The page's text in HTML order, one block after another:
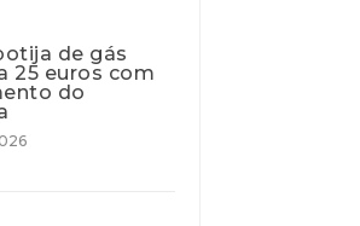
de gás
25 euros com
do